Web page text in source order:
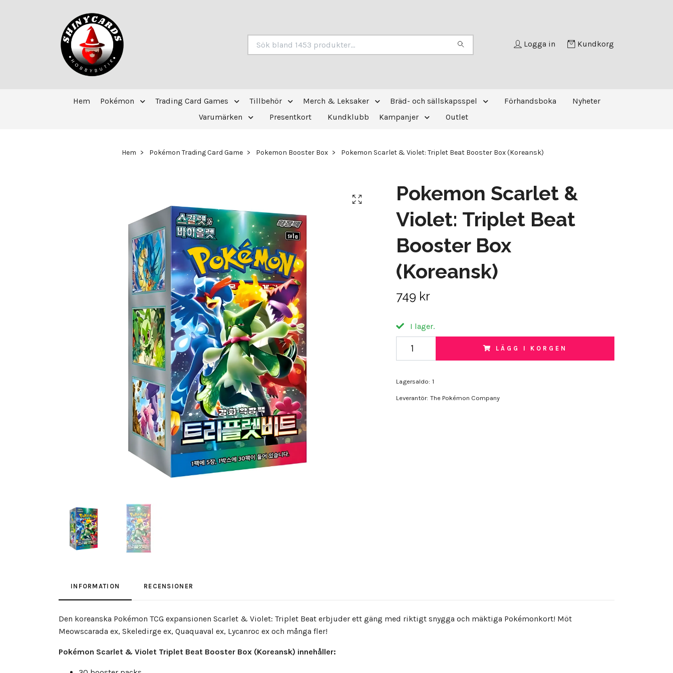
Logga in Kundkorg
Hem Pokémon Trading Card Games Tillbehör Merch & Leksaker Bräd- och sällskapsspel Förhandsboka
Nyheter
Varumärken
Presentkort Kundklubb Kampanjer Outlet
Hem Pokémon Trading Card Game Pokemon Booster Box Pokemon Scarlet & Violet: Triplet Beat Booster Box (Koreansk)
Pokemon Scarlet &
Violet: Triplet Beat
Booster Box
(Koreansk)
749 kr
I lager.
LÄGG I KORGEN
Lagersaldo: 1
Leverantör: The Pokémon Company
INFORMATION RECENSIONER
Den koreanska Pokémon TCG expansionen Scarlet & Violet: Triplet Beat erbjuder ett gäng med riktigt snygga och mäktiga Pokémonkort! Möt
Meowscarada ex, Skeledirge ex, Quaquaval ex, Lycanroc ex och många fler!
Pokémon Scarlet & Violet Triplet Beat Booster Box (Koreansk) innehåller: